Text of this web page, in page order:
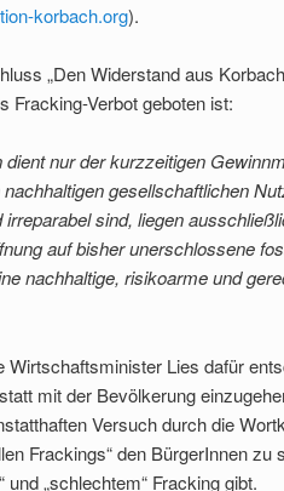
korbach.org).
„Den Widerstand aus
Fracking-Verbot geboten ist:
nur der kurzzeitigen
gesellschaftlichen
sind, liegen
auf bisher unerschlossene
nachhaltige, risikoarme und
Lies dafür
mit der Bevölkerung
Versuch durch die
Frackings“ den BürgerInnen zu
„schlechtem“ Fracking gibt.